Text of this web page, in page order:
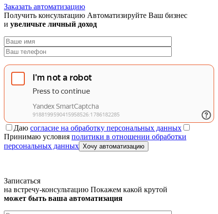
Заказать автоматизацию
Получить консультацию Автоматизируйте Ваш бизнес
и увеличьте личный доход
Даю согласие на обработку персональных данных
Принимаю условия политики в отношении обработки
персональных данных Хочу автоматизацию
Записаться
на встречу-консультацию Покажем какой крутой
может быть ваша автоматизация